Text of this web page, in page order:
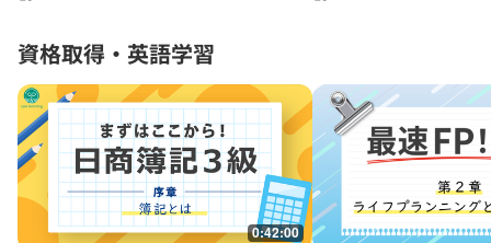
資格取得・英語学習
0:42:00